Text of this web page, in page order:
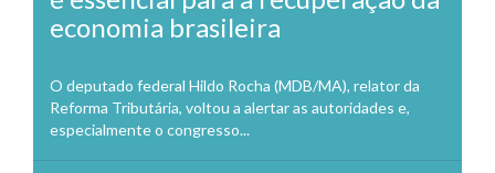
economia brasileira
O deputado federal Hildo Rocha (MDB/MA), relator da
Reforma Tributária, voltou a alertar as autoridades e,
especialmente o congresso...